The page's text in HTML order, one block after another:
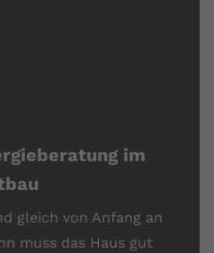
im
gleich von Anfang an
muss das Haus gut